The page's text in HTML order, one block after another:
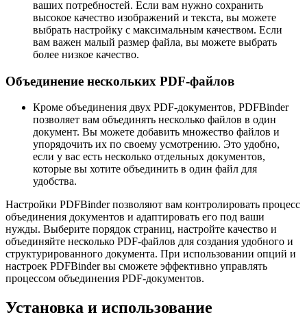
ваших потребностей. Если вам нужно сохранить
высокое качество изображений и текста, вы можете
выбрать настройку с максимальным качеством. Если
вам важен малый размер файла, вы можете выбрать
более низкое качество.
Объединение нескольких PDF-файлов
Кроме объединения двух PDF-документов, PDFBinder
позволяет вам объединять несколько файлов в один
документ. Вы можете добавить множество файлов и
упорядочить их по своему усмотрению. Это удобно,
если у вас есть несколько отдельных документов,
которые вы хотите объединить в один файл для
удобства.
Настройки PDFBinder позволяют вам контролировать процесс
объединения документов и адаптировать его под ваши
нужды. Выберите порядок страниц, настройте качество и
объединяйте несколько PDF-файлов для создания удобного и
структурированного документа. При использовании опций и
настроек PDFBinder вы сможете эффективно управлять
процессом объединения PDF-документов.
Установка и использование